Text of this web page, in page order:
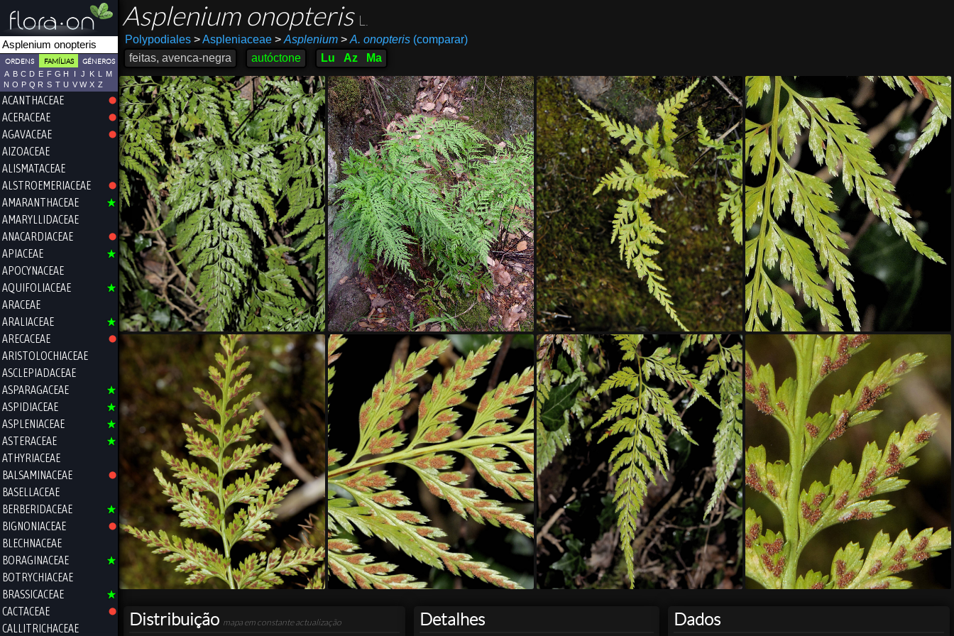
ORDENS FAMÍLIAS GÉNEROS
A B C D E F G H I J K L
M
N O P Q R S T U V W X Z
ACANTHACEAE
ACERACEAE
AGAVACEAE
AIZOACEAE
ALISMATACEAE
ALSTROEMERIACEAE
AMARANTHACEAE
AMARYLLIDACEAE
ANACARDIACEAE
APIACEAE
APOCYNACEAE
AQUIFOLIACEAE
ARACEAE
ARALIACEAE
ARECACEAE
ARISTOLOCHIACEAE
ASCLEPIADACEAE
ASPARAGACEAE
ASPIDIACEAE
ASPLENIACEAE
ASTERACEAE
ATHYRIACEAE
BALSAMINACEAE
BASELLACEAE
BERBERIDACEAE
BIGNONIACEAE
BLECHNACEAE
BORAGINACEAE
BOTRYCHIACEAE
BRASSICACEAE
CACTACEAE
CALLITRICHACEAE
Asplenium onopteris
Polypodiales >Aspleniaceae > Asplenium > A. onopteris(comparar)
feitas, avenca-negra
autóctone Lu Az Ma
Distribuição mapa em constante actualização Detalhes Dados